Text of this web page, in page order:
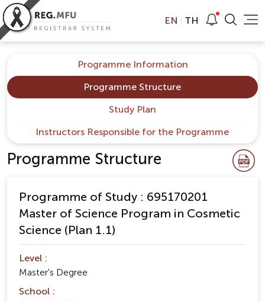
EN TH
Programme Information
Programme Structure
Study Plan
Instructors Responsible for the Programme
Programme Structure
Programme of Study : 695170201
Master of Science Program in Cosmetic
Science (Plan 1.1)
Level :
Master's Degree
School :